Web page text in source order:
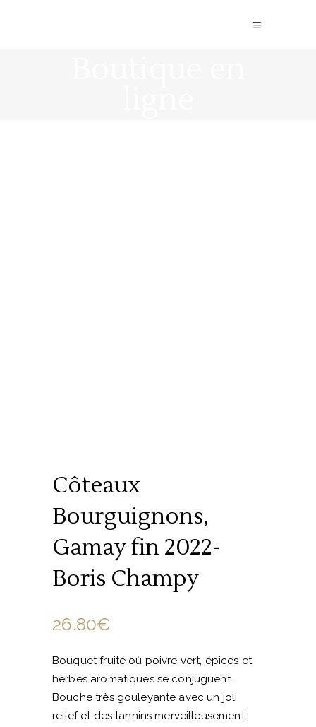
Côteaux
Bourguignons,
Gamay fin 2022-
Boris Champy
26.80€
Bouquet fruité où poivre vert, épices et
herbes aromatiques se conjuguent.
Bouche très gouleyante avec un joli
relief et des tannins merveilleusement